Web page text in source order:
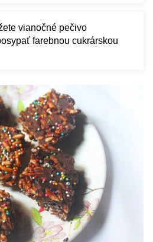
vianočné pečivo
farebnou cukrárskou